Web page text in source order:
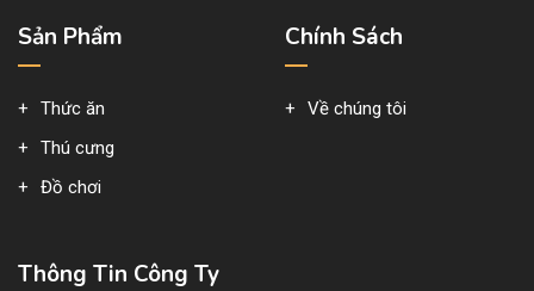
Sản Phẩm
Thức ăn
Thú cưng
Đồ chơi
Chính Sách
Về chúng tôi
Thông Tin Công Ty